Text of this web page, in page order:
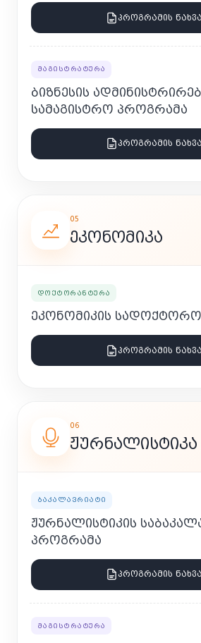
ᲞᲠᲝᲒᲠᲐᲛᲘᲡ ᲜᲐᲮᲕᲐ
ᲛᲐᲒᲘᲡᲢᲠᲐᲢᲣᲠᲐ
ᲑᲘᲖᲜᲔᲡᲘᲡ
ᲡᲐᲛᲐᲒᲘᲡᲢᲠᲝ ᲞᲠᲝᲒᲠᲐᲛᲐ
ᲞᲠᲝᲒᲠᲐᲛᲘᲡ ᲜᲐᲮᲕᲐ
05
ᲔᲙᲝᲜᲝᲛᲘᲙᲐ
ᲓᲝᲥᲢᲝᲠᲐᲜᲢᲣᲠᲐ
ᲔᲙᲝᲜᲝᲛᲘᲙᲘᲡ
ᲞᲠᲝᲒᲠᲐᲛᲘᲡ ᲜᲐᲮᲕᲐ
06
ᲟᲣᲠᲜᲐᲚᲘᲡᲢᲘᲙᲐ
ᲑᲐᲙᲐᲚᲐᲕᲠᲘᲐᲢᲘ
ᲟᲣᲠᲜᲐᲚᲘᲡᲢᲘᲙᲘᲡ
ᲞᲠᲝᲒᲠᲐᲛᲐ
ᲞᲠᲝᲒᲠᲐᲛᲘᲡ ᲜᲐᲮᲕᲐ
ᲛᲐᲒᲘᲡᲢᲠᲐᲢᲣᲠᲐ